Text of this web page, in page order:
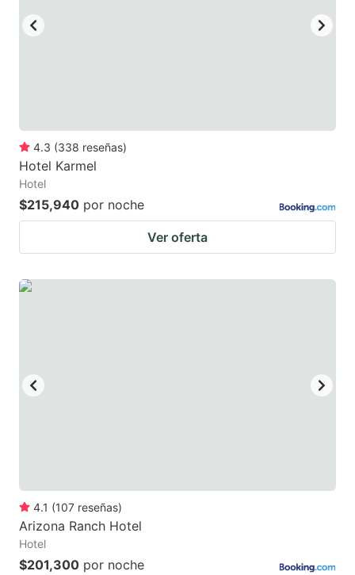
4.3 (338 reseñas)
Hotel Karmel
Hotel
$215,940 por noche
Ver oferta
4.1 (107 reseñas)
Arizona Ranch Hotel
Hotel
$201,300 por noche